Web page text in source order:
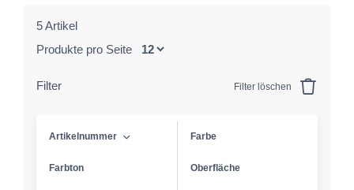
5 Artikel
Produkte pro Seite
Filter Filter löschen
Artikelnummer Farbe
Farbton Oberfläche